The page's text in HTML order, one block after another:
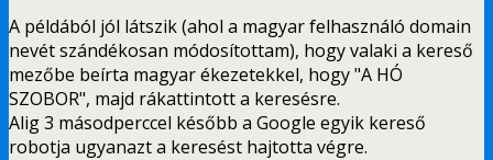
A példából jól látszik (ahol a magyar felhasználó domain
nevét szándékosan módosítottam), hogy valaki a kereső
mezőbe beírta magyar ékezetekkel, hogy "A HÓ
SZOBOR", majd rákattintott a keresésre.
Alig 3 másodperccel később a Google egyik kereső
robotja ugyanazt a keresést hajtotta végre.